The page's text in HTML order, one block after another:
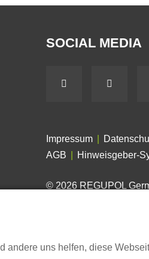
SOCIAL MEDIA
Impressum
AGB
Hinweisgeber-
© 2026 REGUPOL
andere uns helfen, diese